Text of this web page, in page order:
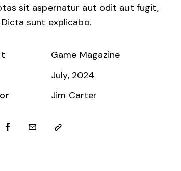
sit aspernatur aut odit aut fugit,
Dicta sunt explicabo.
Game Magazine
July, 2024
Jim Carter